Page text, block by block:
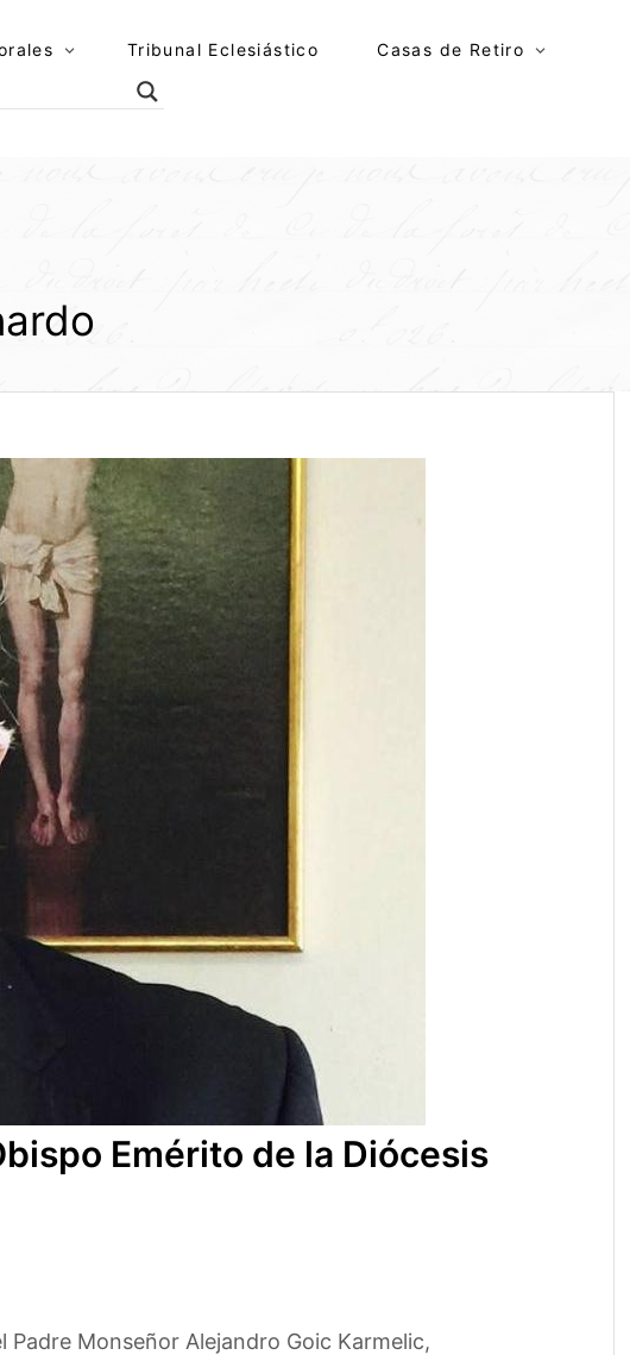
Tribunal Eclesiástico Casas de Retiro
Emérito de la Diócesis
Monseñor Alejandro Goic Karmelic,